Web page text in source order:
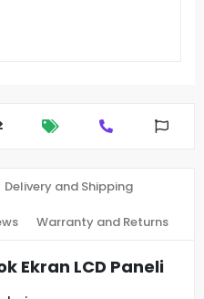
Delivery and Shipping
Warranty and Returns
Ekran LCD Paneli